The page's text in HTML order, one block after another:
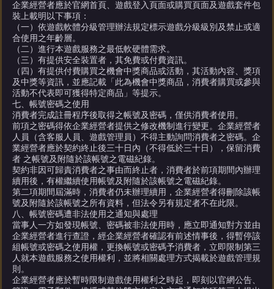
企業經營者應於官網首頁、遊戲登入頁面或購買頁面及遊戲套件包
裝上載明以下事項：
（一）依遊戲軟體分級管理辦法規定標示遊戲分級級別及禁止或適
合使用之年齡層。
（二）進行本遊戲服務之最低軟硬體需求。
（三）有提供安全裝置者，其免費或付費資訊。
（四）有提供付費購買之機會中獎商品或活動，其活動內容、獎項
及中獎等資訊，並應記載「此為機會中獎商品，消費者購買或參與
活動不代表即可獲得特定商品」等提示。
七、帳號密碼之使用
消費者完成註冊程序後取得之帳號及密碼，僅供消費者使用。
前項之密碼得依企業經營者提供之修改機制進行變更。企業經營者
人員（含客服人員、遊戲管理員）不得主動詢問消費者之密碼。企
業經營者應於契約終止後三十日內（不得低於三十日），保留消費
者 之帳號及附隨於該帳號之電磁紀錄。
契約非因可歸責消費者之事由而終止者，消費者於前項期間內辦理
續用後，有權繼續使用帳號及附隨於該帳號之電磁紀錄。
第二項期間屆滿時，消費者仍未辦理續用，企業經營者得刪除該帳
號及附隨於該帳號之所有資料，但法令另有規定者不在此限。
八、帳號密碼遭非法使用之通知與處理
當事人一方如發現帳號、密碼被非法使用時，應立即通知對方並由
企業經營者進行查證，經企業經營者確認有前述情事後，得暫停該
組帳號或密碼之使用權，更換帳號或密碼予消費者，立即限制第三
人就本遊戲服務之使用權利，並將相關處理方式揭載於遊戲管理規
則。
企業經營者應於暫時限制遊戲使用權利之時起，即刻以官網公告、